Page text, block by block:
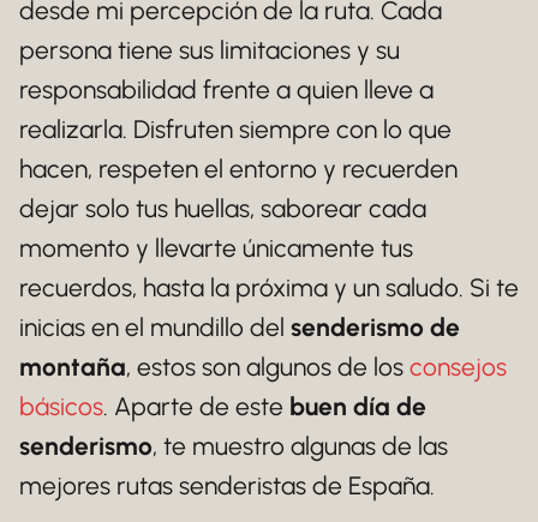
desde mi percepción de la ruta. Cada
persona tiene sus limitaciones y su
responsabilidad frente a quien lleve a
realizarla. Disfruten siempre con lo que
hacen, respeten el entorno y recuerden
dejar solo tus huellas, saborear cada
momento y llevarte únicamente tus
recuerdos, hasta la próxima y un saludo. Si te
inicias en el mundillo del senderismo de
montaña, estos son algunos de los consejos
básicos. Aparte de este buen día de
senderismo, te muestro algunas de las
mejores rutas senderistas de España.